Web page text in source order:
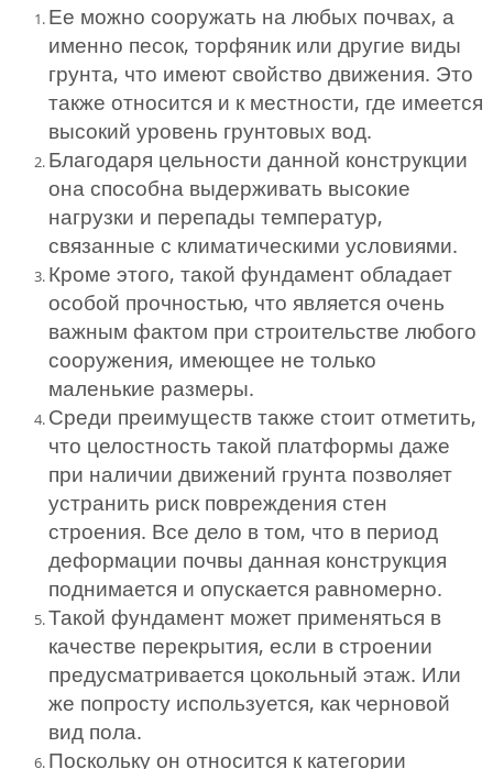
Ее можно сооружать на любых почвах, а
именно песок, торфяник или другие виды
грунта, что имеют свойство движения. Это
также относится и к местности, где имеется
высокий уровень грунтовых вод.
Благодаря цельности данной конструкции
она способна выдерживать высокие
нагрузки и перепады температур,
связанные с климатическими условиями.
Кроме этого, такой фундамент обладает
особой прочностью, что является очень
важным фактом при строительстве любого
сооружения, имеющее не только
маленькие размеры.
Среди преимуществ также стоит отметить,
что целостность такой платформы даже
при наличии движений грунта позволяет
устранить риск повреждения стен
строения. Все дело в том, что в период
деформации почвы данная конструкция
поднимается и опускается равномерно.
Такой фундамент может применяться в
качестве перекрытия, если в строении
предусматривается цокольный этаж. Или
же попросту используется, как черновой
вид пола.
Поскольку он относится к категории